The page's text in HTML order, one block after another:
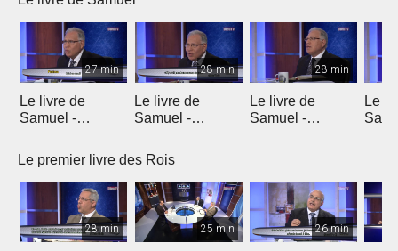
27 min
Le livre de
Samuel -
28 min
Le livre de
Samuel -
28 min
Le livre de
Samuel -
Le
Le premier livre des Rois
28 min 25 min 26 min